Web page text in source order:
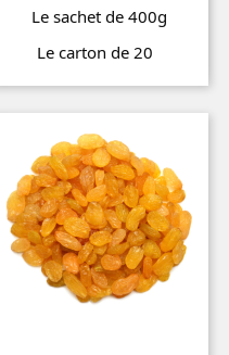
Le sachet de 400g
Le carton de 20
Prix